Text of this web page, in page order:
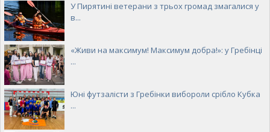
У Пирятині ветерани з трьох громад змагалися у
в...
«Живи на максимум! Максимум добра!»: у Гребінці
...
Юні футзалісти з Гребінки вибороли срібло Кубка
...